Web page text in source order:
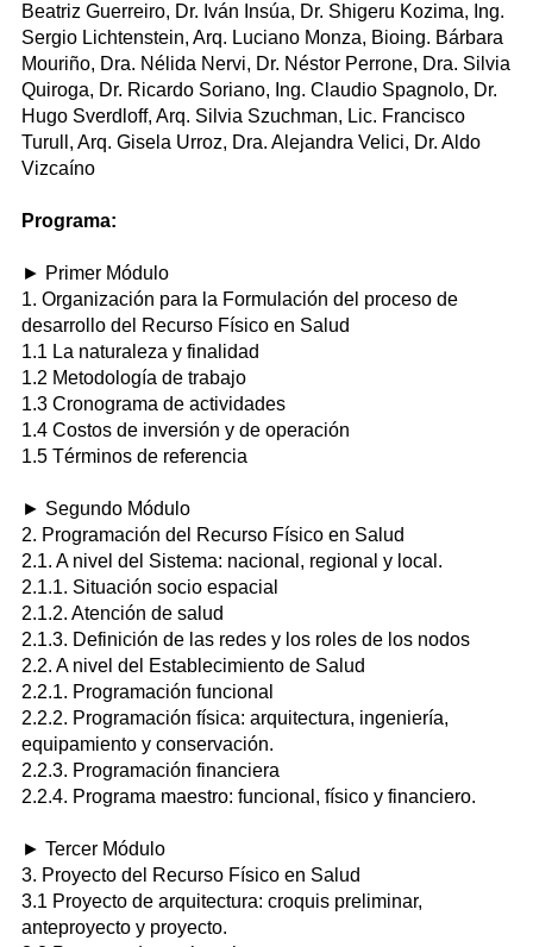
Beatriz Guerreiro, Dr. Iván Insúa, Dr. Shigeru Kozima, Ing.
Sergio Lichtenstein, Arq. Luciano Monza, Bioing. Bárbara
Mouriño, Dra. Nélida Nervi, Dr. Néstor Perrone, Dra. Silvia
Quiroga, Dr. Ricardo Soriano, Ing. Claudio Spagnolo, Dr.
Hugo Sverdloff, Arq. Silvia Szuchman, Lic. Francisco
Turull, Arq. Gisela Urroz, Dra. Alejandra Velici, Dr. Aldo
Vizcaíno
Programa:
► Primer Módulo
1. Organización para la Formulación del proceso de
desarrollo del Recurso Físico en Salud
1.1 La naturaleza y finalidad
1.2 Metodología de trabajo
1.3 Cronograma de actividades
1.4 Costos de inversión y de operación
1.5 Términos de referencia
► Segundo Módulo
2. Programación del Recurso Físico en Salud
2.1. A nivel del Sistema: nacional, regional y local.
2.1.1. Situación socio espacial
2.1.2. Atención de salud
2.1.3. Definición de las redes y los roles de los nodos
2.2. A nivel del Establecimiento de Salud
2.2.1. Programación funcional
2.2.2. Programación física: arquitectura, ingeniería,
equipamiento y conservación.
2.2.3. Programación financiera
2.2.4. Programa maestro: funcional, físico y financiero.
► Tercer Módulo
3. Proyecto del Recurso Físico en Salud
3.1 Proyecto de arquitectura: croquis preliminar,
anteproyecto y proyecto.